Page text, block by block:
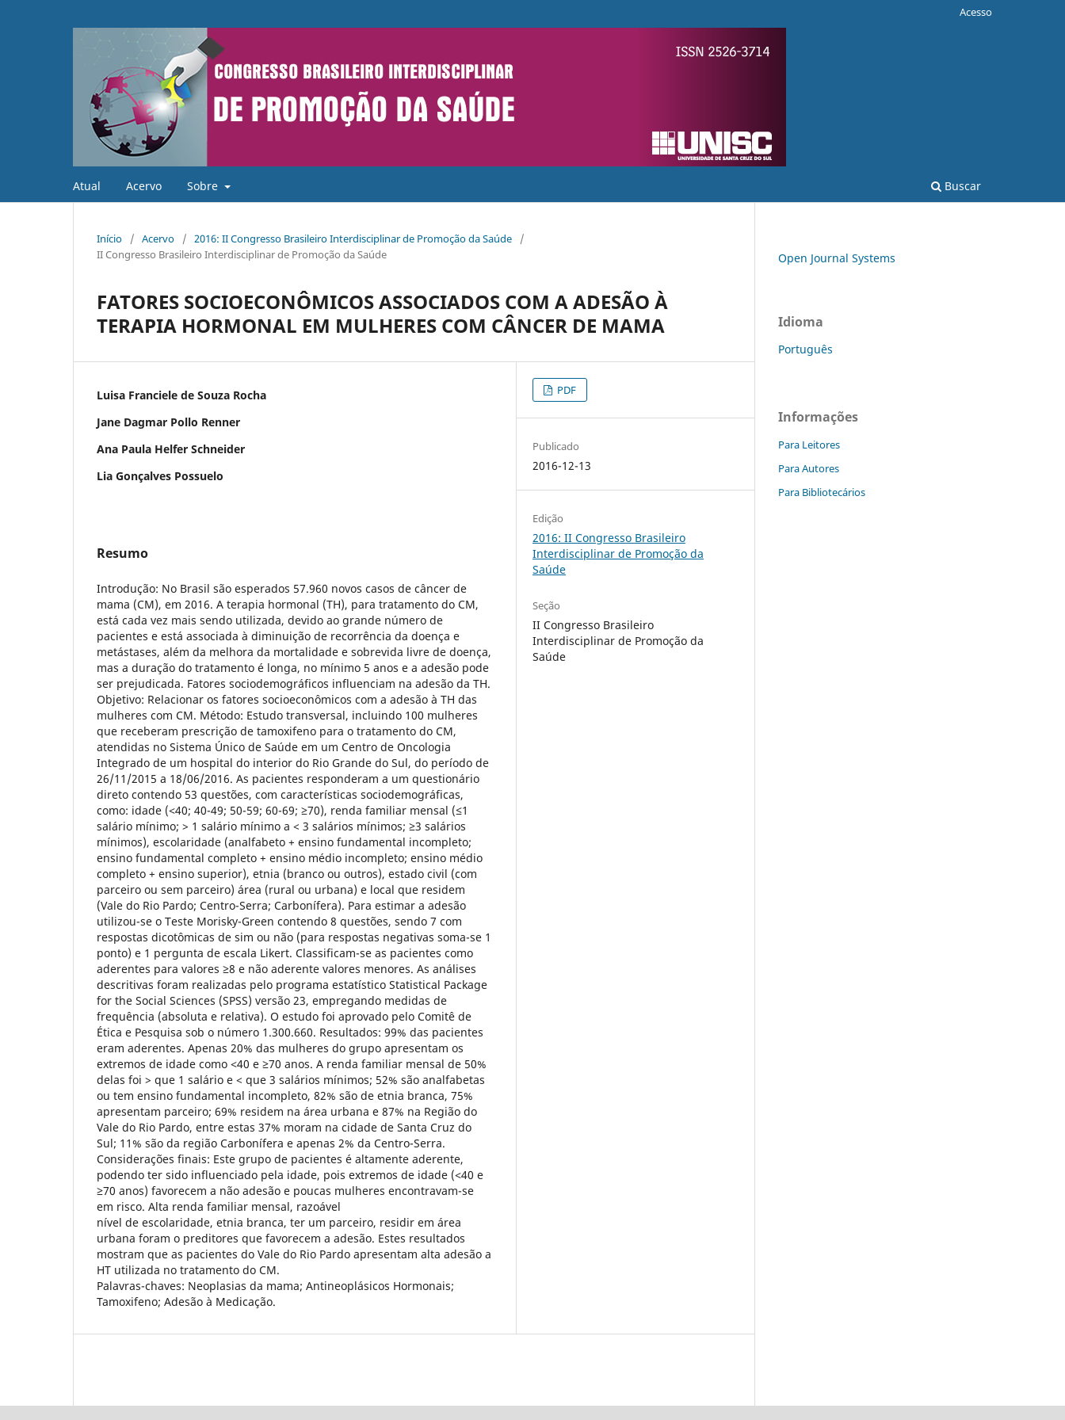
Atual Acervo Sobre Buscar
Acesso
Início / Acervo / 2016: II Congresso Brasileiro Interdisciplinar de Promoção da Saúde
/
II Congresso Brasileiro Interdisciplinar de Promoção da Saúde
FATORES SOCIOECONÔMICOS ASSOCIADOS COM A ADESÃO À
TERAPIA HORMONAL EM MULHERES COM CÂNCER DE MAMA
Luisa Franciele de Souza Rocha
Jane Dagmar Pollo Renner
Ana Paula Helfer Schneider
Lia Gonçalves Possuelo
Resumo
Introdução: No Brasil são esperados 57.960 novos casos de câncer de
mama (CM), em 2016. A terapia hormonal (TH), para tratamento do CM,
está cada vez mais sendo utilizada, devido ao grande número de
pacientes e está associada à diminuição de recorrência da doença e
metástases, além da melhora da mortalidade e sobrevida livre de doença,
mas a duração do tratamento é longa, no mínimo 5 anos e a adesão pode
ser prejudicada. Fatores sociodemográficos influenciam na adesão da TH.
Objetivo: Relacionar os fatores socioeconômicos com a adesão à TH das
mulheres com CM. Método: Estudo transversal, incluindo 100 mulheres
que receberam prescrição de tamoxifeno para o tratamento do CM,
atendidas no Sistema Único de Saúde em um Centro de Oncologia
Integrado de um hospital do interior do Rio Grande do Sul, do período de
26/11/2015 a 18/06/2016. As pacientes responderam a um questionário
direto contendo 53 questões, com características sociodemográficas,
como: idade (˂40; 40-49; 50-59; 60-69; ≥70), renda familiar mensal (≤1
salário mínimo; > 1 salário mínimo a < 3 salários mínimos; ≥3 salários
mínimos), escolaridade (analfabeto + ensino fundamental incompleto;
ensino fundamental completo + ensino médio incompleto; ensino médio
completo + ensino superior), etnia (branco ou outros), estado civil (com
parceiro ou sem parceiro) área (rural ou urbana) e local que residem
(Vale do Rio Pardo; Centro-Serra; Carbonífera). Para estimar a adesão
utilizou-se o Teste Morisky-Green contendo 8 questões, sendo 7 com
respostas dicotômicas de sim ou não (para respostas negativas soma-se 1
ponto) e 1 pergunta de escala Likert. Classificam-se as pacientes como
aderentes para valores ≥8 e não aderente valores menores. As análises
descritivas foram realizadas pelo programa estatístico Statistical Package
for the Social Sciences (SPSS) versão 23, empregando medidas de
frequência (absoluta e relativa). O estudo foi aprovado pelo Comitê de
Ética e Pesquisa sob o número 1.300.660. Resultados: 99% das pacientes
eram aderentes. Apenas 20% das mulheres do grupo apresentam os
extremos de idade como ˂40 e ≥70 anos. A renda familiar mensal de 50%
delas foi > que 1 salário e < que 3 salários mínimos; 52% são analfabetas
ou tem ensino fundamental incompleto, 82% são de etnia branca, 75%
apresentam parceiro; 69% residem na área urbana e 87% na Região do
Vale do Rio Pardo, entre estas 37% moram na cidade de Santa Cruz do
Sul; 11% são da região Carbonífera e apenas 2% da Centro-Serra.
Considerações finais: Este grupo de pacientes é altamente aderente,
podendo ter sido influenciado pela idade, pois extremos de idade (˂40 e
≥70 anos) favorecem a não adesão e poucas mulheres encontravam-se
em risco. Alta renda familiar mensal, razoável
nível de escolaridade, etnia branca, ter um parceiro, residir em área
urbana foram o preditores que favorecem a adesão. Estes resultados
mostram que as pacientes do Vale do Rio Pardo apresentam alta adesão a
HT utilizada no tratamento do CM.
Palavras-chaves: Neoplasias da mama; Antineoplásicos Hormonais;
Tamoxifeno; Adesão à Medicação.
PDF
Publicado
2016-12-13
Edição
2016: II Congresso Brasileiro
Interdisciplinar de Promoção da
Saúde
Seção
II Congresso Brasileiro
Interdisciplinar de Promoção da
Saúde
Open Journal Systems
Idioma
Português
Informações
Para Leitores
Para Autores
Para Bibliotecários